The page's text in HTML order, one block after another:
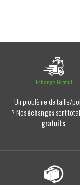
Echange Gratuit
Un problème de taille/
? Noséchangessont
gratuits.